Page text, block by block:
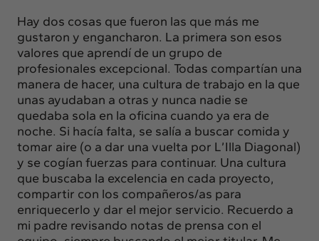
Hay dos cosas que fueron las que más me
gustaron y engancharon. La primera son esos
valores que aprendí de un grupo de
profesionales excepcional. Todas compartían una
manera de hacer, una cultura de trabajo en la que
unas ayudaban a otras y nunca nadie se
quedaba sola en la oficina cuando ya era de
noche. Si hacía falta, se salía a buscar comida y
tomar aire (o a dar una vuelta por L’Illa Diagonal)
y se cogían fuerzas para continuar. Una cultura
que buscaba la excelencia en cada proyecto,
compartir con los compañeros/as para
enriquecerlo y dar el mejor servicio. Recuerdo a
mi padre revisando notas de prensa con el